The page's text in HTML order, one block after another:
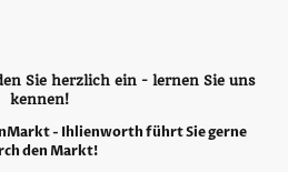
Sie herzlich ein - lernen Sie uns
kennen!
- Ihlienworth führt Sie gerne
den Markt!